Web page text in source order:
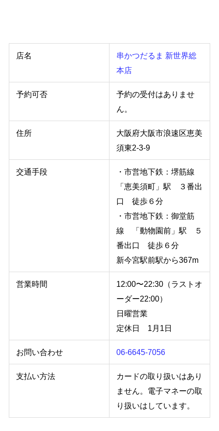
店名
串かつだるま 新世界総
本店
予約可否
予約の受付はありませ
ん。
住所
大阪府大阪市浪速区恵美
須東2-3-9
交通手段
・市営地下鉄：堺筋線
「恵美須町」駅 ３番出
口 徒歩６分
・市営地下鉄：御堂筋
線 「動物園前」駅 ５
番出口 徒歩６分
新今宮駅前駅から367m
営業時間
12:00〜22:30（ラストオ
ーダー22:00）
日曜営業
定休日 1月1日
お問い合わせ 06-6645-7056
支払い方法
カードの取り扱いはあり
ません。電子マネーの取
り扱いはしています。